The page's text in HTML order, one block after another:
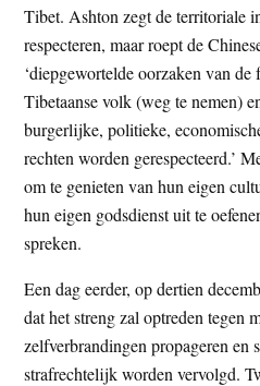
Tibet. Ashton zegt de territoriale
respecteren, maar roept de
‘diepgewortelde oorzaken van de
Tibetaanse volk (weg te nemen)
burgerlijke, politieke,
rechten worden gerespecteerd.’
om te genieten van hun eigen
hun eigen godsdienst uit te
spreken.
Een dag eerder, op dertien
dat het streng zal optreden tegen
zelfverbrandingen propageren en
strafrechtelijk worden vervolgd.